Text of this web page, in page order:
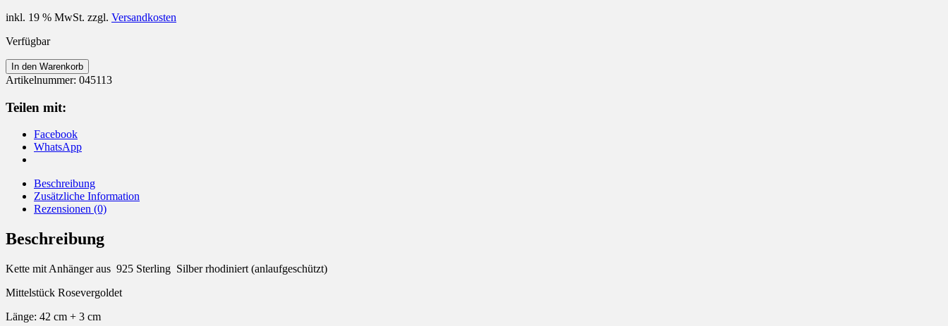
inkl. 19 % MwSt. zzgl. Versandkosten
Verfügbar
Kette
mit
925
Silber
rhodiniert
Roségold
Menge
In den Warenkorb
Artikelnummer: 045113
Teilen mit:
Facebook
WhatsApp
Beschreibung
Zusätzliche Information
Rezensionen (0)
Beschreibung
Kette mit Anhänger aus 925 Sterling Silber rhodiniert (anlaufgeschützt)
Mittelstück Rosevergoldet
Länge: 42 cm + 3 cm